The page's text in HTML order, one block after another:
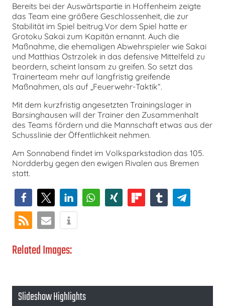
Bereits bei der Auswärtspartie in Hoffenheim zeigte
das Team eine größere Geschlossenheit, die zur
Stabilität im Spiel beitrug.Vor dem Spiel hatte er
Grotoku Sakai zum Kapitän ernannt. Auch die
Maßnahme, die ehemaligen Abwehrspieler wie Sakai
und Matthias Ostrzolek in das defensive Mittelfeld zu
beordern, scheint lansam zu greifen. So setzt das
Trainerteam mehr auf langfristig greifende
Maßnahmen, als auf „Feuerwehr-Taktik“.
Mit dem kurzfristig angesetzten Trainingslager in
Barsinghausen will der Trainer den Zusammenhalt
des Teams fördern und die Mannschaft etwas aus der
Schusslinie der Öffentlichkeit nehmen.
Am Sonnabend findet im Volksparkstadion das 105.
Nordderby gegen den ewigen Rivalen aus Bremen
statt.
Related Images:
Slideshow Highlights